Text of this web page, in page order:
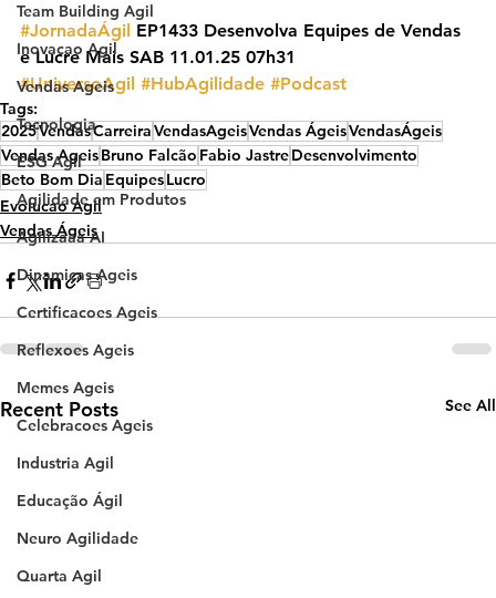
Team Building Agil
Inovacao Agil
Vendas Ageis
Tecnologia
ESG Agil
Agilidade em Produtos
Agilizaaa AI
Dinamicas Ageis
Certificacoes Ageis
Reflexoes Ageis
Memes Ageis
Celebracoes Ageis
Industria Agil
Educação Ágil
Neuro Agilidade
Quarta Agil
#JornadaÁgil EP1433 Desenvolva Equipes de Vendas
e Lucre Mais SAB 11.01.25 07h31
#UniversoAgil #HubAgilidade #Podcast
Tags:
2025VendasCarreiraVendasAgeisVendas ÁgeisVendasÁgeis
Vendas AgeisBruno Falcão Fabio JastreDesenvolvimento
Beto Bom Dia EquipesLucro
Evolucao Agil
Vendas Ágeis
Recent Posts See All